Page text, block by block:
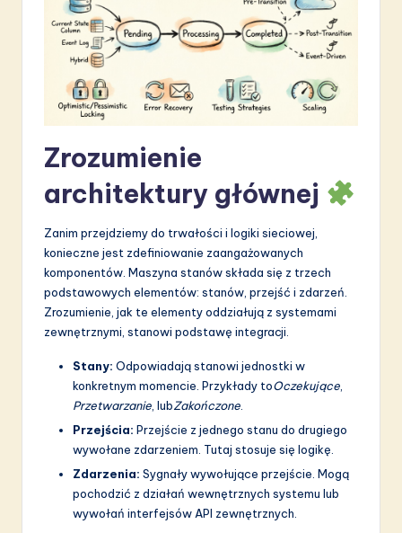
ti
Zrozumienie
architektury głównej
Zanim przejdziemy do trwałości i logiki sieciowej,
konieczne jest zdefiniowanie zaangażowanych
komponentów. Maszyna stanów składa się z trzech
podstawowych elementów: stanów, przejść i zdarzeń.
Zrozumienie, jak te elementy oddziałują z systemami
zewnętrznymi, stanowi podstawę integracji.
Stany: Odpowiadają stanowi jednostki w
konkretnym momencie. Przykłady toOczekujące
Przetwarzanie , lubZakończone
Przejścia: Przejście z jednego stanu do drugiego
wywołane zdarzeniem. Tutaj stosuje się logikę.
Zdarzenia: Sygnały wywołujące przejście. Mogą
pochodzić z działań wewnętrznych systemu lub
wywołań interfejsów API zewnętrznych.